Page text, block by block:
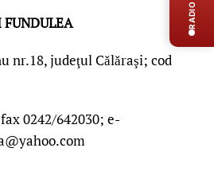
nr.18, judeţul Cǎlǎraşi; cod
0242/642030; e-